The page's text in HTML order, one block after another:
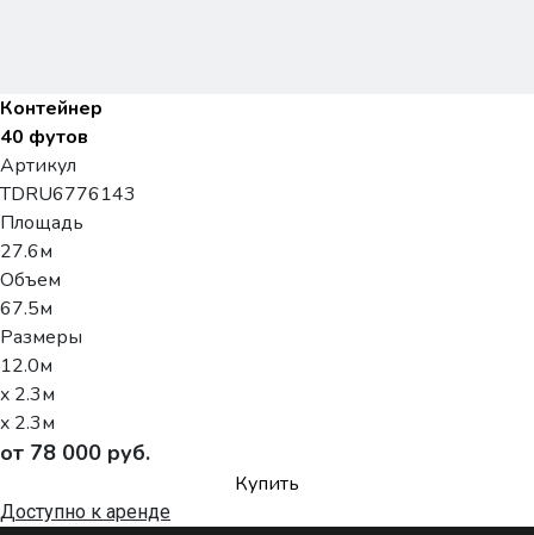
Контейнер
40 футов
Артикул
TDRU6776143
Площадь
27.6м
Объем
67.5м
Размеры
12.0м
x 2.3м
x 2.3м
от 78 000 руб.
Купить
Доступно к аренде